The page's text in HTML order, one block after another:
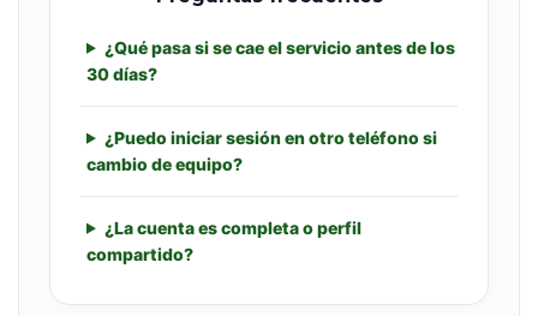
¿Qué pasa si se cae el servicio antes de los
30 días?
¿Puedo iniciar sesión en otro teléfono si
cambio de equipo?
¿La cuenta es completa o perfil
compartido?